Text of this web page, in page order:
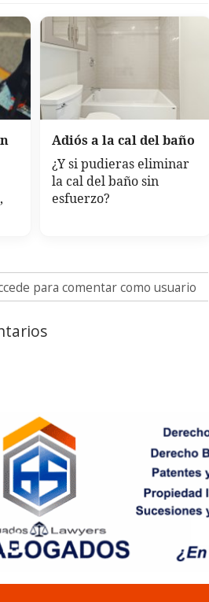
Adiós a la cal del baño
¿Y si pudieras eliminar
la cal del baño sin
esfuerzo?
para comentar como usuario